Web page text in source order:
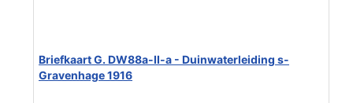
Briefkaart G. DW88a-II-a - Duinwaterleiding s-
Gravenhage 1916